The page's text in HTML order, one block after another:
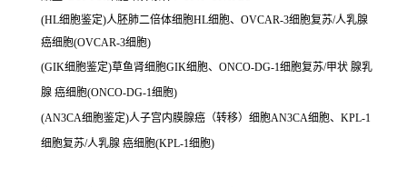
(HL细胞鉴定)人胚肺二倍体细胞HL细胞、OVCAR-3细胞复苏/人乳腺
癌细胞(OVCAR-3细胞)
(GIK细胞鉴定)草鱼肾细胞GIK细胞、ONCO-DG-1细胞复苏/甲状 腺乳
腺 癌细胞(ONCO-DG-1细胞)
(AN3CA细胞鉴定)人子宫内膜腺癌（转移）细胞AN3CA细胞、KPL-1
细胞复苏/人乳腺 癌细胞(KPL-1细胞)